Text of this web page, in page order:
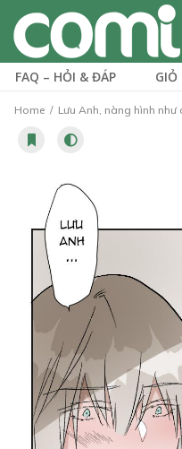
FAQ – HỎI & ĐÁP GIỎ
Home Lưu Anh, nàng hình như